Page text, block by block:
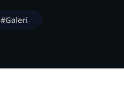
#Galeri